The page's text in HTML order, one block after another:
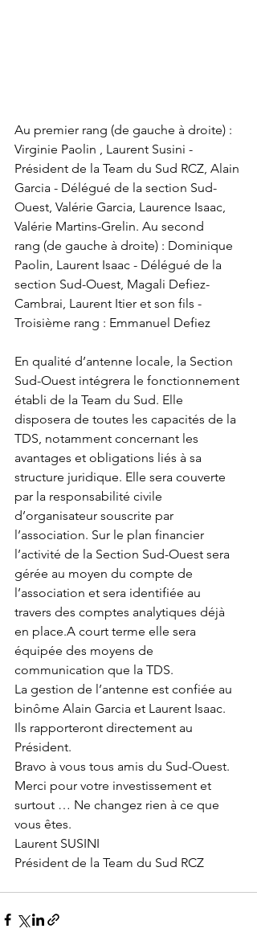
Au premier rang (de gauche à droite) :
Virginie Paolin , Laurent Susini -
Président de la Team du Sud RCZ, Alain
Garcia - Délégué de la section Sud-
Ouest, Valérie Garcia, Laurence Isaac,
Valérie Martins-Grelin. Au second
rang (de gauche à droite) : Dominique
Paolin, Laurent Isaac - Délégué de la
section Sud-Ouest, Magali Defiez-
Cambrai, Laurent Itier et son fils -
Troisième rang : Emmanuel Defiez
En qualité d’antenne locale, la Section
Sud-Ouest intégrera le fonctionnement
établi de la Team du Sud. Elle
disposera de toutes les capacités de la
TDS, notamment concernant les
avantages et obligations liés à sa
structure juridique. Elle sera couverte
par la responsabilité civile
d’organisateur souscrite par
l’association. Sur le plan financier
l’activité de la Section Sud-Ouest sera
gérée au moyen du compte de
l’association et sera identifiée au
travers des comptes analytiques déjà
en place.A court terme elle sera
équipée des moyens de
communication que la TDS.
La gestion de l’antenne est confiée au
binôme Alain Garcia et Laurent Isaac.
Ils rapporteront directement au
Président.
Bravo à vous tous amis du Sud-Ouest.
Merci pour votre investissement et
surtout … Ne changez rien à ce que
vous êtes.
Laurent SUSINI
Président de la Team du Sud RCZ